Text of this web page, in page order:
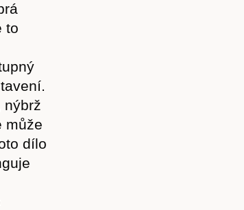
to
nýbrž
může
dílo